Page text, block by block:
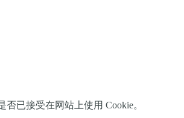
否已接受在网站上使用 Cookie。